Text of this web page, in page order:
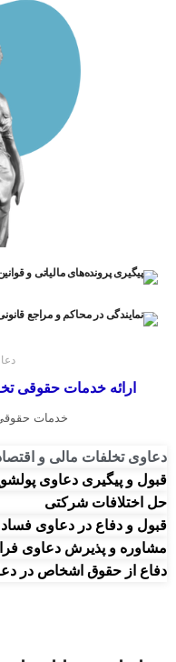
پیگیری پرونده‌های مالیاتی و
نمایندگی در محاکم و مراجع
ارائه خدمات حقوقی
خدمات
دعاوی تخلفات مالی و
قبول و پیگیری دعاوی
حل اختلافات شرکتی
قبول و دفاع در دعاوی
مشاوره و پذیرش دعاوی
دفاع از حقوق اشخاص در